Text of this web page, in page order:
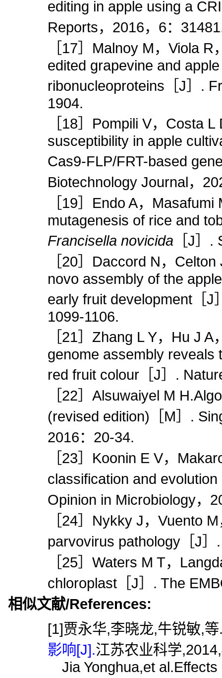
editing in apple using a
Reports，2016，6：
［17］Malnoy M，Viola
edited grapevine and
ribonucleoproteins［J］.
1904.
［18］Pompili V，Costa
susceptibility in apple
Cas9-FLP/FRT-based
Biotechnology Journal，
［19］Endo A，
mutagenesis of rice and
Francisella novicida ［J］
［20］Daccord N，
novo assembly of the
early fruit development［J
1099-1106.
［21］Zhang L Y，Hu J
genome assembly reveals
red fruit colour［J］.
［22］Alsuwaiyel M
(revised edition)［M］.
2016：20-34.
［23］Koonin E V，
classification and
Opinion in Microbiology，
［24］Nykky J，Vuento
parvovirus pathology［J
［25］Waters M T，
chloroplast［J］. The
相似文献/References:
[1]贾永华,李晓龙,牛锐敏,等
影响[J].江苏农业科学
Jia Yonghua,et